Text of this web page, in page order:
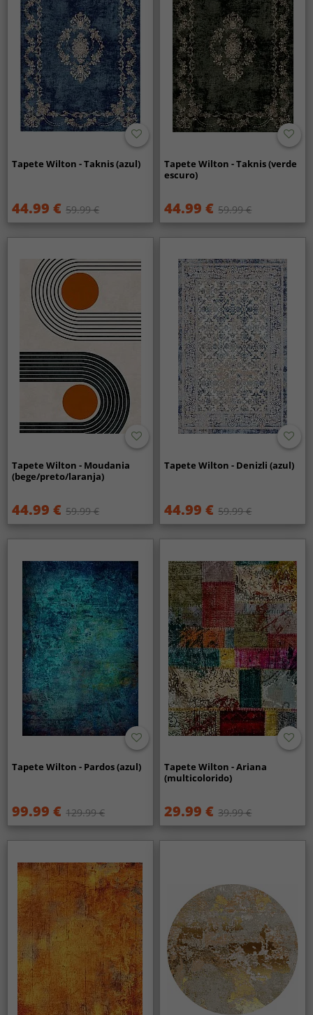
Tapete Wilton - Taknis (azul)
44.99 € 59.99 €
Tapete Wilton - Taknis (verde
escuro)
44.99 € 59.99 €
Tapete Wilton - Moudania
(bege/preto/laranja)
44.99 € 59.99 €
Tapete Wilton - Denizli (azul)
44.99 € 59.99 €
Tapete Wilton - Pardos (azul)
99.99 € 129.99 €
Tapete Wilton - Ariana
(multicolorido)
29.99 € 39.99 €